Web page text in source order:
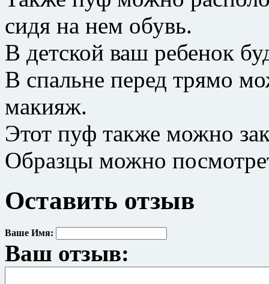
сидя на нем обувь.
В детской ваш ребенок
В спальне перед трямо
макияж.
Этот пуф также можно
Образцы можно
Оставить отзыв
Ваше Имя:
Ваш отзыв: